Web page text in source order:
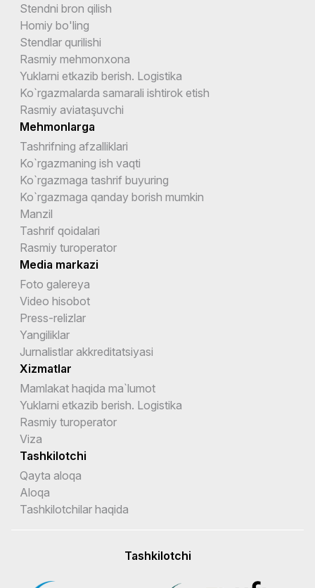
Stendni bron qilish
Homiy bo'ling
Stendlar qurilishi
Rasmiy mehmonxona
Yuklarni etkazib berish. Logistika
Ko`rgazmalarda samarali ishtirok etish
Rasmiy aviataşuvchi
Mehmonlarga
Tashrifning afzalliklari
Ko`rgazmaning ish vaqti
Ko`rgazmaga tashrif buyuring
Ko`rgazmaga qanday borish mumkin
Manzil
Tashrif qoidalari
Rasmiy turoperator
Media markazi
Foto galereya
Video hisobot
Press-relizlar
Yangiliklar
Jurnalistlar akkreditatsiyasi
Xizmatlar
Mamlakat haqida ma`lumot
Yuklarni etkazib berish. Logistika
Rasmiy turoperator
Viza
Tashkilotchi
Qayta aloqa
Aloqa
Tashkilotchilar haqida
Tashkilotchi